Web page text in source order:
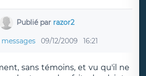
Publié par razor2
messages 09/12/2009 16:21
sans témoins, et vu qu'il ne